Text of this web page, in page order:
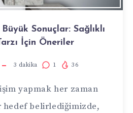
Sonuçlar: Sağlıklı
İçin Öneriler
3 dakika 1 36
yapmak her zaman
hedef belirlediğimizde,